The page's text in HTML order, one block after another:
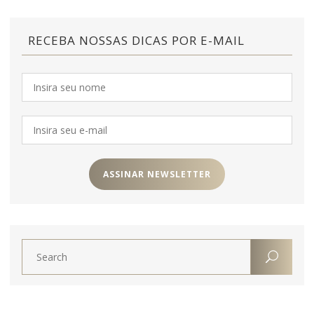
RECEBA NOSSAS DICAS POR E-MAIL